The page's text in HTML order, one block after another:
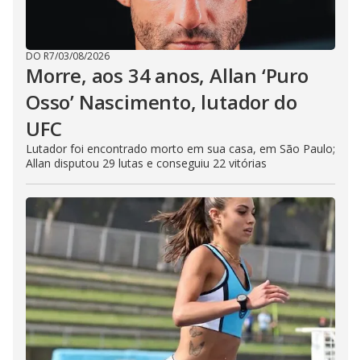
DO R7/03/08/2026
Morre, aos 34 anos, Allan ‘Puro
Osso’ Nascimento, lutador do
UFC
Lutador foi encontrado morto em sua casa, em São Paulo;
Allan disputou 29 lutas e conseguiu 22 vitórias